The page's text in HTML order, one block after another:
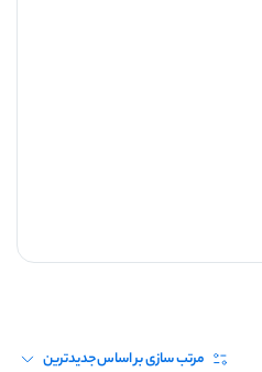
مرتب سازی بر اساسجدیدترین